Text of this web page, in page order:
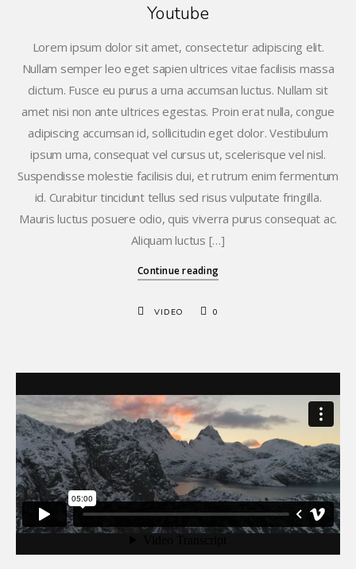
Youtube
Lorem ipsum dolor sit amet, consectetur adipiscing elit.
Nullam semper leo eget sapien ultrices vitae facilisis massa
dictum. Fusce eu purus a urna accumsan luctus. Nullam sit
amet nisi non ante ultrices egestas. Proin erat nulla, congue
adipiscing accumsan id, sollicitudin eget dolor. Vestibulum
ipsum urna, consequat vel cursus ut, scelerisque vel nisl.
Suspendisse molestie facilisis dui, et rutrum enim fermentum
id. Curabitur tincidunt tellus sed risus vulputate fringilla.
Mauris luctus posuere odio, quis viverra purus consequat ac.
Aliquam luctus […]
Continue reading
VIDEO 0